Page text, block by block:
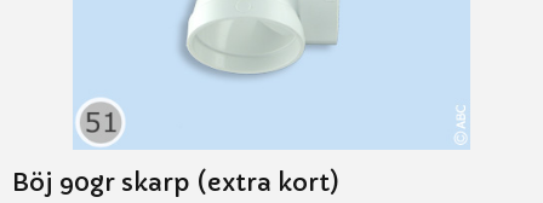
Böj 90gr skarp (extra kort)